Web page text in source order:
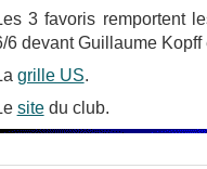
3 favoris remportent
6 devant Guillaume Kopff
grille US.
sitedu club.